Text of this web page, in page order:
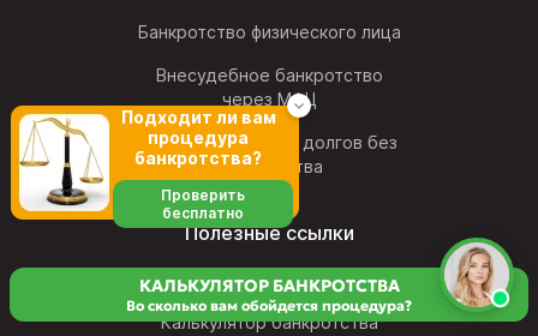
Банкротство физического лица
Внесудебное банкротство
через МФЦ
Реструктуризация долгов без
банкротства
Полезные ссылки
Акции и скидки
Калькулятор банкротства
КАЛЬКУЛЯТОР БАНКРОТСТВА
Во сколько вам обойдется процедура?
Подходит ли вам
процедура
банкротства?
Проверить
бесплатно